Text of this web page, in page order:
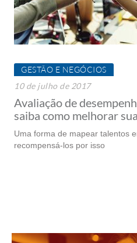
GESTÃO E NEGÓCIOS
10 de julho de 2017
Avaliação de
saiba como melhorar
Uma forma de mapear talentos
recompensá-los por isso